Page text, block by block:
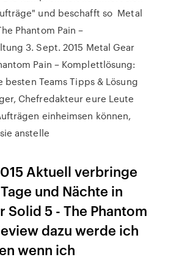
und beschafft so Metal
Phantom Pain –
3. Sept. 2015 Metal Gear
Pain – Komplettlösung:
Teams Tipps & Lösung
Chefredakteur eure Leute
einheimsen können,
anstelle
Aktuell verbringe
und Nächte in
Solid 5 - The Phantom
dazu werde ich
wenn ich